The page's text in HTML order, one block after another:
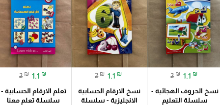
2 ₪ 1.1 ₪
نسخ الحروف الهجائية -
سلسلة التعليم
2 ₪ 1.1 ₪
نسخ الارقام الحسابية
الانجليزية - سلسلة
2 ₪ 1.1 ₪
تعلم الارقام الحسابية -
سلسلة تعلم معنا